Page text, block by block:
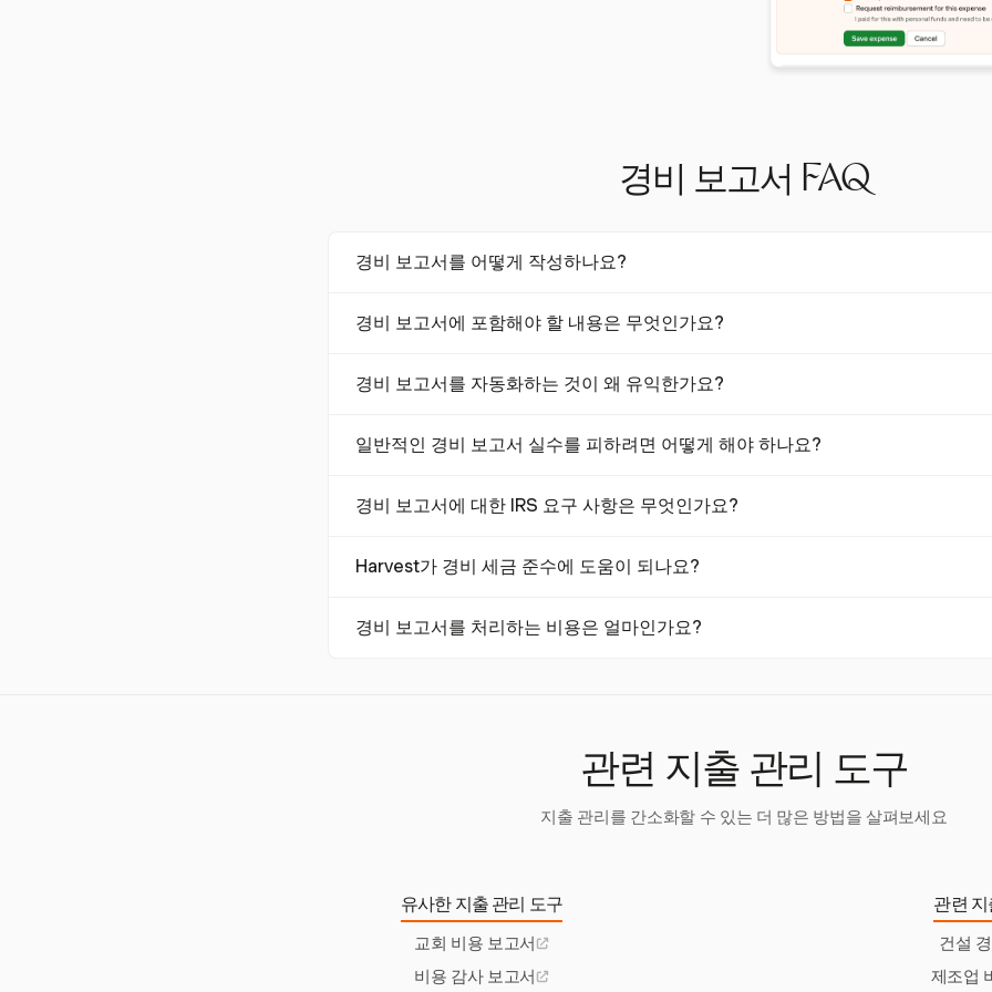
경비 보고서 FAQ
경비 보고서를 어떻게 작성하나요?
및 금액을 포함하는 것이 중요하며, 각 경비에 대한 명확한 비즈니스 목적을 포함해야 합
경비 보고서에 포함해야 할 내용은 무엇인가요?
대해서는 항목화된 영수증과 같은 지원 문서도 필수적입니다. Harvest는 이러한 문서를
경비 보고서를 자동화하는 것이 왜 유익한가요?
선 사항인 실시간 가시성을 향상시킵니다. Harvest는 이 프로세스를 간소화하기 위해 영
일반적인 경비 보고서 실수를 피하려면 어떻게 해야 하나요?
히 구분하세요. Harvest의 영수증 업로드 기능은 분실된 영수증을 방지하고, 프로젝트 분
경비 보고서에 대한 IRS 요구 사항은 무엇인가요?
0일 이내에 제출해야 합니다. Harvest는 정확한 기록 유지를 위해 영수증 업로드를 지원합
Harvest가 경비 세금 준수에 도움이 되나요?
되도록 하여 세금 준수를 유지하는 데 도움을 줍니다. 이 기능은 IRS 요구 사항을 충족하는
경비 보고서를 처리하는 비용은 얼마인가요?
관련 지출 관리 도구
지출 관리를 간소화할 수 있는 더 많은 방법을 살펴보세요
유사한 지출 관리 도구
교회 비용 보고서
비용 감사 보고서
관련
건설
제조업